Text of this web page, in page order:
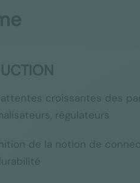
attentes croissantes des
régulateurs
de la notion de